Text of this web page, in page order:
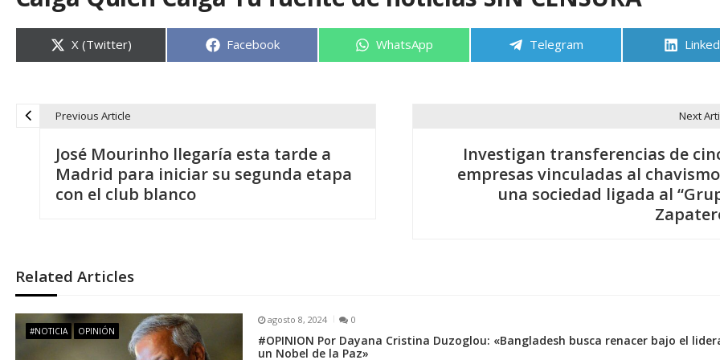
Compartir
en
X (Twitter) Compartir
Facebook Compartir
WhatsApp Compartir
Telegram
g
a
Previous Article
José Mourinho llegaría esta tarde a
Madrid para iniciar su segunda etapa
con el club blanco
Next
Investigan transferencias de
empresas vinculadas al
una sociedad ligada al
Related Articles
#NOTICIA OPINIÓN
agosto 8, 2024 0
#OPINION Por Dayana Cristina Duzoglou: «Bangladesh busca renacer bajo el
un Nobel de la Paz»